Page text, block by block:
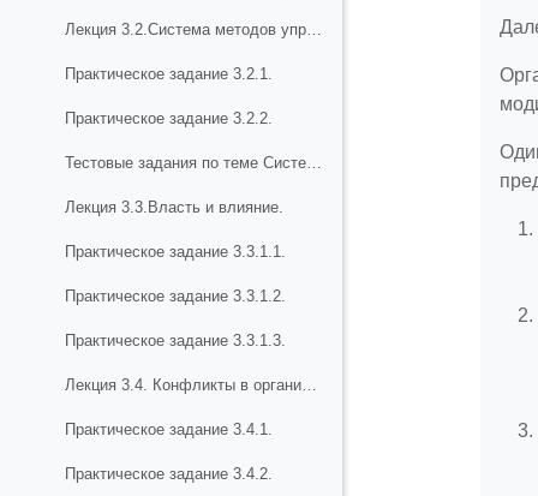
Лекция 3.2.Система методов управления
Практическое задание 3.2.1.
Практическое задание 3.2.2.
Тестовые задания по теме Система методов управления
Лекция 3.3.Власть и влияние.
Практическое задание 3.3.1.1.
Практическое задание 3.3.1.2.
Практическое задание 3.3.1.3.
Лекция 3.4. Конфликты в организации: понятие, природа, последствия
Практическое задание 3.4.1.
Практическое задание 3.4.2.